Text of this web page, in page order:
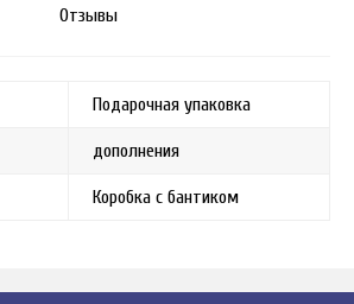
Отзывы
Подарочная упаковка
дополнения
Коробка с бантиком